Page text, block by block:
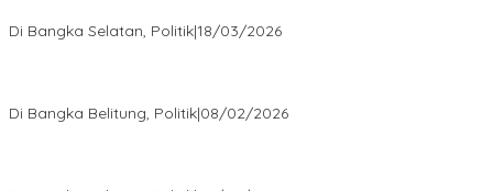
Di Bangka Selatan, Politik|18/03/2026
Di Bangka Belitung, Politik|08/02/2026